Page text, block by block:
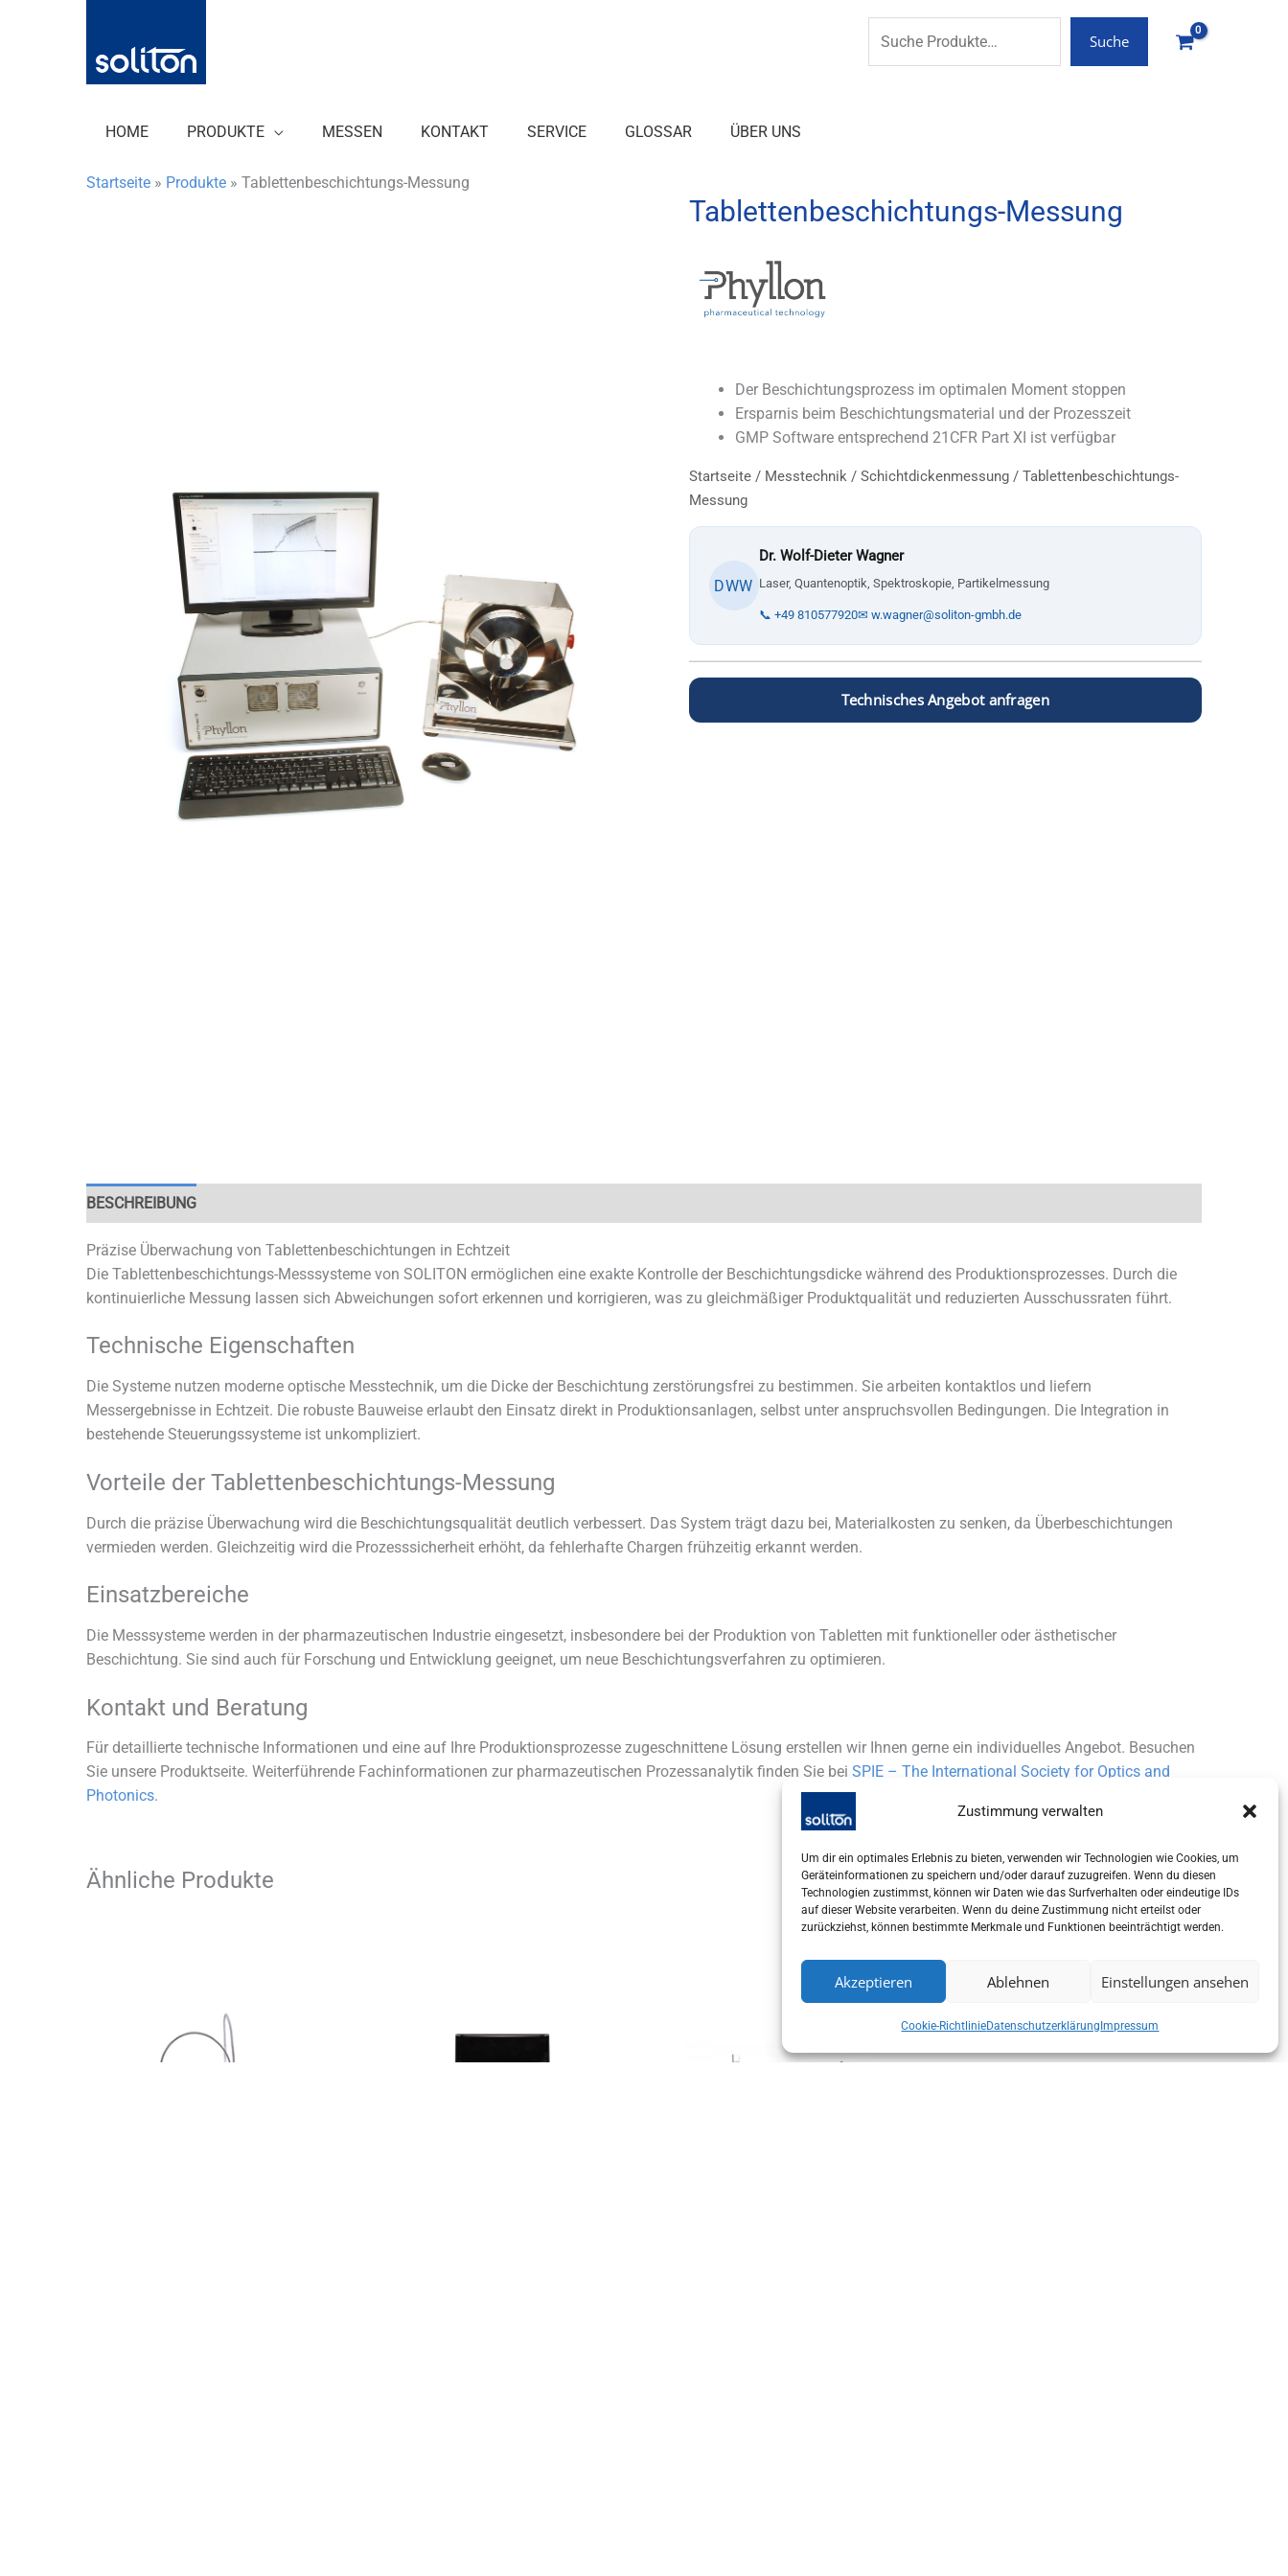
Zustimmung verwalten
Um dir ein optimales Erlebnis zu bieten, verwenden wir Technologien wie Cookies, um
Geräteinformationen zu speichern und/oder darauf zuzugreifen. Wenn du diesen
Technologien zustimmst, können wir Daten wie das Surfverhalten oder eindeutige IDs
auf dieser Website verarbeiten. Wenn du deine Zustimmung nicht erteilst oder
zurückziehst, können bestimmte Merkmale und Funktionen beeinträchtigt werden.
Akzeptieren Ablehnen Einstellungen ansehen
Cookie-RichtlinieDatenschutzerklärung Impressum
springen
Suche
HOME PRODUKTE MESSEN KONTAKT SERVICE GLOSSAR ÜBER UNS
Startseite » Produkte » Tablettenbeschichtungs-Messung
Startseite/ Messtechnik/ Schichtdickenmessung/ Tablettenbeschichtungs-
Messung
Tablettenbeschichtungs-Messung
Der Beschichtungsprozess im optimalen Moment stoppen
Ersparnis beim Beschichtungsmaterial und der Prozesszeit
GMP Software entsprechend 21CFR Part XI ist verfügbar
DWW
Dr. Wolf-Dieter Wagner
Laser, Quantenoptik, Spektroskopie, Partikelmessung
📞 +49 810577920✉ w.wagner@soliton-gmbh.de
Technisches Angebot anfragen
BESCHREIBUNG
Präzise Überwachung von Tablettenbeschichtungen in Echtzeit
Die Tablettenbeschichtungs-Messsysteme von SOLITON ermöglichen eine exakte Kontrolle der Beschichtungsdicke während des Produktionsprozesses. Durch die
kontinuierliche Messung lassen sich Abweichungen sofort erkennen und korrigieren, was zu gleichmäßiger Produktqualität und reduzierten Ausschussraten führt.
Technische Eigenschaften
Die Systeme nutzen moderne optische Messtechnik, um die Dicke der Beschichtung zerstörungsfrei zu bestimmen. Sie arbeiten kontaktlos und liefern
Messergebnisse in Echtzeit. Die robuste Bauweise erlaubt den Einsatz direkt in Produktionsanlagen, selbst unter anspruchsvollen Bedingungen. Die Integration in
bestehende Steuerungssysteme ist unkompliziert.
Vorteile der Tablettenbeschichtungs-Messung
Durch die präzise Überwachung wird die Beschichtungsqualität deutlich verbessert. Das System trägt dazu bei, Materialkosten zu senken, da Überbeschichtungen
vermieden werden. Gleichzeitig wird die Prozesssicherheit erhöht, da fehlerhafte Chargen frühzeitig erkannt werden.
Einsatzbereiche
Die Messsysteme werden in der pharmazeutischen Industrie eingesetzt, insbesondere bei der Produktion von Tabletten mit funktioneller oder ästhetischer
Beschichtung. Sie sind auch für Forschung und Entwicklung geeignet, um neue Beschichtungsverfahren zu optimieren.
Kontakt und Beratung
Für detaillierte technische Informationen und eine auf Ihre Produktionsprozesse zugeschnittene Lösung erstellen wir Ihnen gerne ein individuelles Angebot. Besuchen
Sie unsere Produktseite. Weiterführende Fachinformationen zur pharmazeutischen Prozessanalytik finden Sie bei SPIE – The International Society for Optics and
Photonics.
Ähnliche Produkte